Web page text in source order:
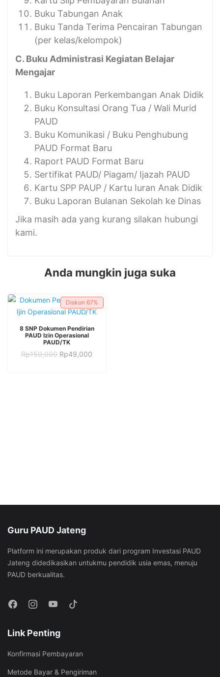
Buku Tabungan Anak
Buku Tanda Terima Pencairan Tabungan
(per kelas/kelompok)
C. Buku Administrasi Kegiatan Belajar
Mengajar
Buku Laporan Perkembangan Anak Didik
Buku Konsultasi Orang Tua / Wali Murid
PAUD
Buku Komunikasi / Buku Penghubung
PAUD Format Baru
Raport PAUD Format Baru
Sertifikat PAUD/ Piagam/ Ijazah PAUD
Kartu SPP PAUP / Kartu Iuran Anak Didik
Buku Laporan Bulanan Sekolah ke Dinas
Jika masih ada yang kurang silakan hubungi
kami.
Anda mungkin juga suka
Diskon 67%
TAMBAH KE KERANJANG
8 SNP Dokumen Pendirian
PAUD Izin Operasional
PAUD/TK
Rp150,000 Harga
Rp49,000
Guru PAUD Jateng
Platform ini merupakan produk dari program Investasi PAUD
Jateng didedikasikan untukmu pendidik usia emas, menuju
PAUD berkualitas.
Link Penting
Konfirmasi Pembayaran
Metode Bayar & Pengiriman